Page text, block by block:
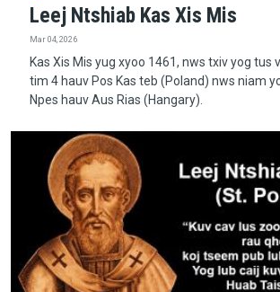
Leej Ntshiab Kas Xis Mis
Mar 04, 2026
Kas Xis Mis yug xyoo 1461, nws txiv yog tus
tim 4 hauv Pos Kas teb (Poland) nws niam
Npes hauv Aus Rias (Hangary).